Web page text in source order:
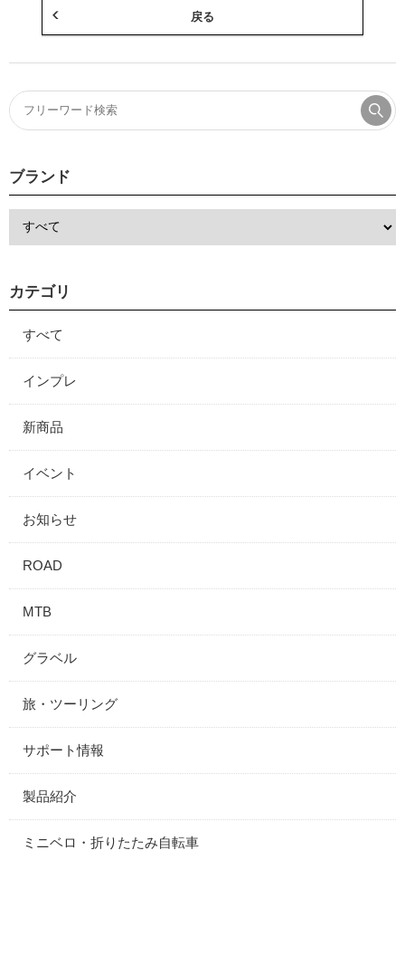
戻る
ブランド
カテゴリ
すべて
インプレ
新商品
イベント
お知らせ
ROAD
MTB
グラベル
旅・ツーリング
サポート情報
製品紹介
ミニベロ・折りたたみ自転車